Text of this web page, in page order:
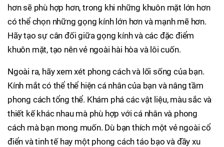
hơn sẽ phù hợp hơn, trong khi những khuôn mặt lớn hơn
có thể chọn những gọng kính lớn hơn và mạnh mẽ hơn.
Hãy tạo sự cân đối giữa gọng kính và các đặc điểm
khuôn mặt, tạo nên vẻ ngoài hài hòa và lôi cuốn.
Ngoài ra, hãy xem xét phong cách và lối sống của bạn.
Kính mắt có thể thể hiện cá nhân của bạn và nâng tầm
phong cách tổng thể. Khám phá các vật liệu, màu sắc và
thiết kế khác nhau mà phù hợp với cá nhân và phong
cách mà bạn mong muốn. Dù bạn thích một vẻ ngoài cổ
điển và tinh tế hay một phong cách táo bạo và đầy xu